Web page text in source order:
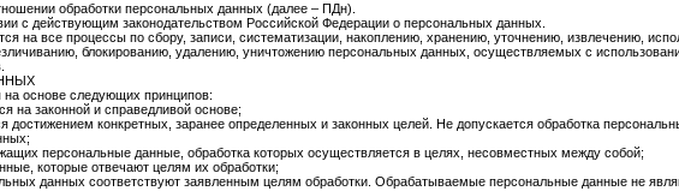
обработки персональных данных (далее – ПДн).
с действующим законодательством Российской Федерации о персональных данных.
на все процессы по сбору, записи, систематизации, накоплению, хранению, уточнению, извлечению,
блокированию, удалению, уничтожению персональных данных, осуществляемых с
основе следующих принципов:
на законной и справедливой основе;
достижением конкретных, заранее определенных и законных целей. Не допускается обработка
персональные данные, обработка которых осуществляется в целях, несовместных между собой;
которые отвечают целям их обработки;
данных соответствуют заявленным целям обработки. Обрабатываемые персональные данные не